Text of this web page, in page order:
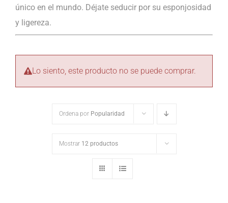
único en el mundo. Déjate seducir por su esponjosidad
y ligereza.
Lo siento, este producto no se puede comprar.
Ordena por Popularidad
Mostrar 12 productos